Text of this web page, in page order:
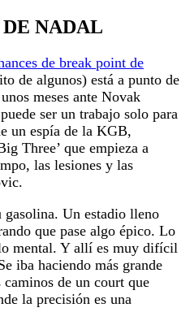
NADAL
de break point de
de algunos) está a punto de
meses ante Novak
ser un trabajo solo para
un espía de la KGB,
Three’ que empieza a
las lesiones y las
Un estadio lleno
que pase algo épico. Lo
mental. Y allí es muy difícil
iba haciendo más grande
de un court que
la precisión es una